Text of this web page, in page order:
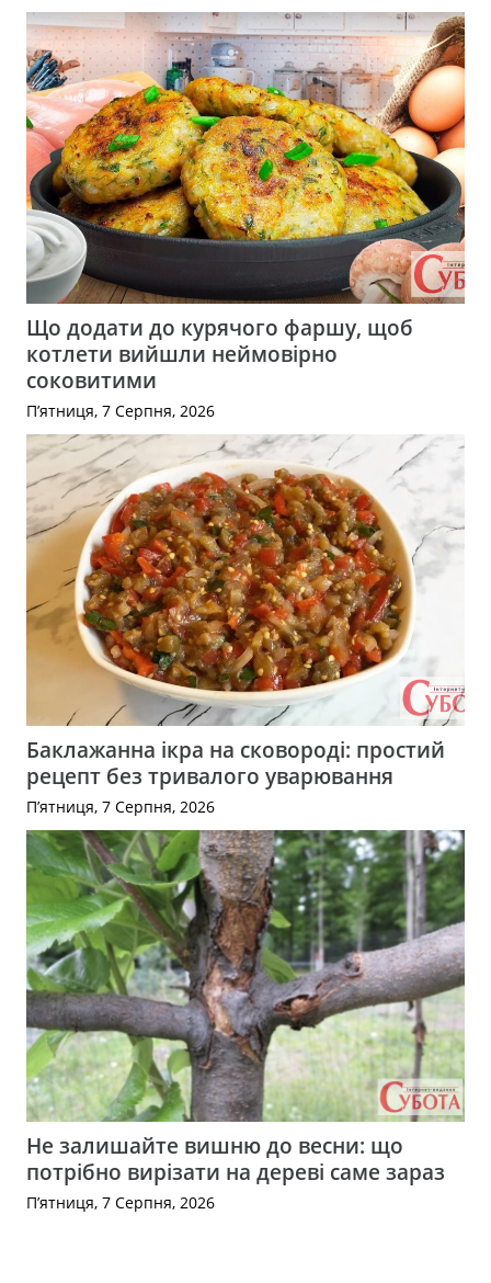
Що додати до курячого фаршу, щоб
котлети вийшли неймовірно
соковитими
П’ятниця, 7 Серпня, 2026
Баклажанна ікра на сковороді: простий
рецепт без тривалого уварювання
П’ятниця, 7 Серпня, 2026
Не залишайте вишню до весни: що
потрібно вирізати на дереві саме зараз
П’ятниця, 7 Серпня, 2026